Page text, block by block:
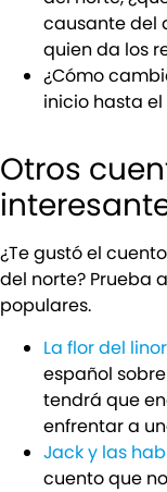
causante del
quien da los
¿Cómo
inicio hasta el
Otros
¿Te gustó el
del norte? Prueba
populares.
La flor del
español
tendrá que
enfrentar a
Jack y las
cuento que